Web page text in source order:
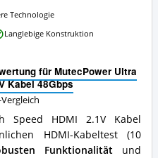
für MutecPower Ultra
Kabel 48Gbps
Speed HDMI 2.1V Kabel
HDMI-Kabeltest (10
Funktionalität und
Technologie
Langlebige Konstruktion